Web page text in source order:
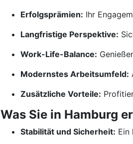
Erfolgsprämien: Ihr
Langfristige Perspektive:
Work-Life-Balance:
Modernstes Arbeitsumfeld:
Zusätzliche Vorteile:
Was Sie in Hamburg
Stabilität und Sicherheit: Ein